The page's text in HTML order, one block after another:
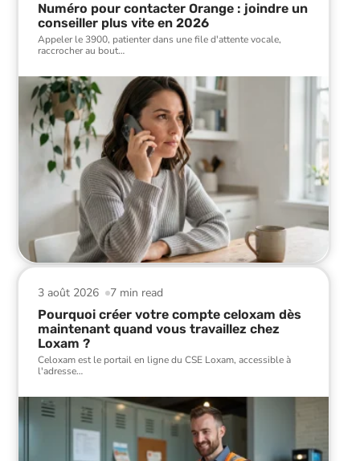
Numéro pour contacter Orange : joindre un
conseiller plus vite en 2026
Appeler le 3900, patienter dans une file d'attente vocale,
raccrocher au bout…
7 min read
3 août 2026
Pourquoi créer votre compte celoxam dès
maintenant quand vous travaillez chez
Loxam ?
Celoxam est le portail en ligne du CSE Loxam, accessible à
l'adresse…